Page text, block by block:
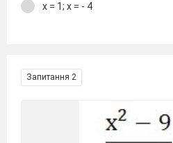
х = 1; х = - 4
Запитання 2